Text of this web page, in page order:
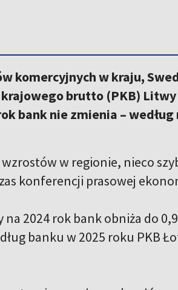
komercyjnych w kraju,
brutto (PKB)
bank nie zmienia –
w regionie, nieco
konferencji prasowej
2024 rok bank obniża do
banku w 2025 roku PKB